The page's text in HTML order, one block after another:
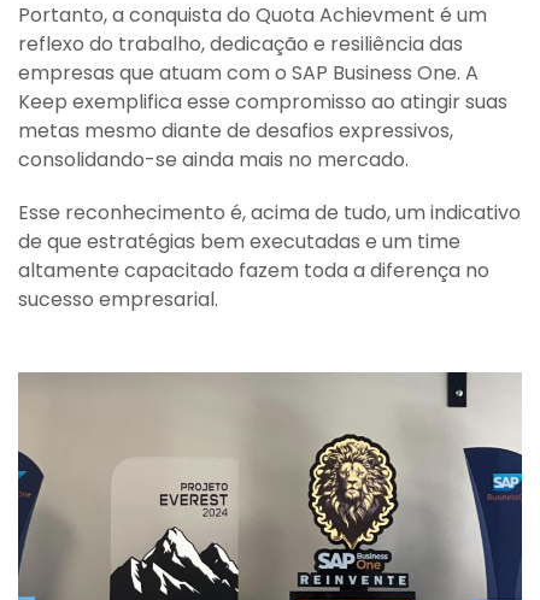
Portanto, a conquista do Quota Achievment é um
reflexo do trabalho, dedicação e resiliência das
empresas que atuam com o SAP Business One. A
Keep exemplifica esse compromisso ao atingir suas
metas mesmo diante de desafios expressivos,
consolidando-se ainda mais no mercado.
Esse reconhecimento é, acima de tudo, um indicativo
de que estratégias bem executadas e um time
altamente capacitado fazem toda a diferença no
sucesso empresarial.